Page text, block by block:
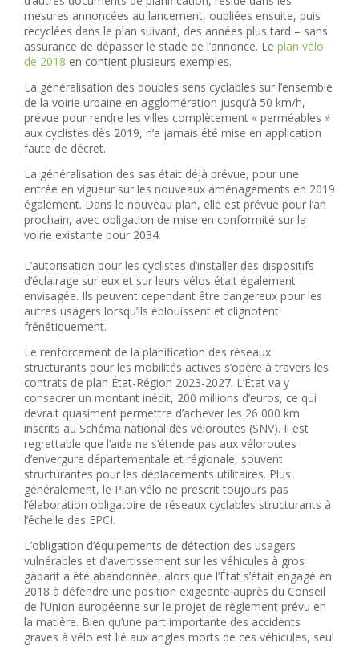
mesures annoncées au lancement, oubliées ensuite, puis
recyclées dans le plan suivant, des années plus tard – sans
assurance de dépasser le stade de l’annonce. Le plan vélo
de 2018 en contient plusieurs exemples.
La généralisation des doubles sens cyclables sur l’ensemble
de la voirie urbaine en agglomération jusqu’à 50 km/h,
prévue pour rendre les villes complètement « perméables »
aux cyclistes dès 2019, n’a jamais été mise en application
faute de décret.
La généralisation des sas était déjà prévue, pour une
entrée en vigueur sur les nouveaux aménagements en 2019
également. Dans le nouveau plan, elle est prévue pour l’an
prochain, avec obligation de mise en conformité sur la
voirie existante pour 2034.
L’autorisation pour les cyclistes d’installer des dispositifs
d’éclairage sur eux et sur leurs vélos était également
envisagée. Ils peuvent cependant être dangereux pour les
autres usagers lorsqu’ils éblouissent et clignotent
frénétiquement.
Le renforcement de la planification des réseaux
structurants pour les mobilités actives s’opère à travers les
contrats de plan État-Région 2023-2027. L’État va y
consacrer un montant inédit, 200 millions d’euros, ce qui
devrait quasiment permettre d’achever les 26 000 km
inscrits au Schéma national des véloroutes (SNV). Il est
regrettable que l’aide ne s’étende pas aux véloroutes
d’envergure départementale et régionale, souvent
structurantes pour les déplacements utilitaires. Plus
généralement, le Plan vélo ne prescrit toujours pas
l’élaboration obligatoire de réseaux cyclables structurants à
l’échelle des EPCI.
L’obligation d’équipements de détection des usagers
vulnérables et d’avertissement sur les véhicules à gros
gabarit a été abandonnée, alors que l’État s’était engagé en
2018 à défendre une position exigeante auprès du Conseil
de l’Union européenne sur le projet de règlement prévu en
la matière. Bien qu’une part importante des accidents
graves à vélo est lié aux angles morts de ces véhicules, seul